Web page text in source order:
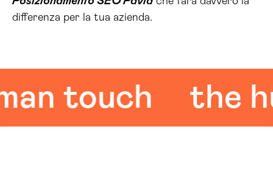
differenza per la tua azienda.
touch the